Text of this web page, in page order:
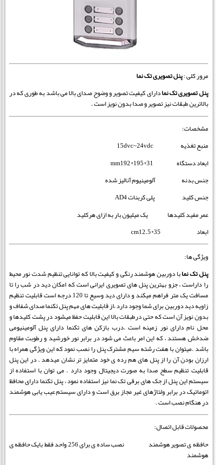
مرور کلی :پنل تصویری تک نما
پنل تصویری تک نمادارای کیفیت تصویر و وضوح صدای بالا می باشد به طوری که در
بالاترین طبقات نیز تصویر و صدا بدون نویز است .
مشخصات:
منبع تغذیه 15dvc~24vdc
ابعاد دستگاه mm192*195*31
جنس بدنه آلومینیوم آنالیز شده
جنس کلید پلی کربنات AD4
عمر مفید کلیدها یک میلیون بار به ازای هرکلید
ابعاد cm12.5*35
ویژگی ها:
پنل تک نمابا دوربین هوشمند رنگی و کیفیت بالا که توانایی تنظیم شدت نور محیط
را داراست ، جزو بهترین پنل های تصویری ایرانی است که امکان دید در شب را تا
مسافت یک متر فراهم میکند و دارای دید وسیع تا 120 درجه است قابلیت تنظیم
زاویه دید دوربین برای شما وجود دارد ،از قابلیت های مهم پنل تکنما صدای شفاف و
بدون نویز آن است که حتی درطبقات بالا این قابلیت حفظ میشود در پشت کلیدها و
محل نام دارای نور زمینه است .درب بازکن های تکنما دارای پنل آلومینیومی
ضدخش هستند ، که این امر باعث می شود در برابر نور خورشید و رطوبت مقاوم
باشد .میتوان با هفت رشته سیم مشترک پنل را نصب نمود که این ویژگی همراه با
ارزان بودن آن را از پنل های هم رده ی خود متمایز تر نشان میدهد . در این پنل
قابلیت تنظیم سطح صدا به صورت دیجیتال وجود دارد . می توان با استفاده از
سیستم این پنل از جک های برقی تک نما نیز استفاده نمود ، پنل تکنما دارای محافظ
اتوماتیک در برابر ولتاژهای غیر مجاز برق است و دارای سیستم عیب یابی هوشمند
در هنگام نصب است .
محصولات قابل اتصال:
حافظه ی تصویر هوشمند نصب ساده ی برای 256 واحد فقط بایک حافظه ی
هوشمند